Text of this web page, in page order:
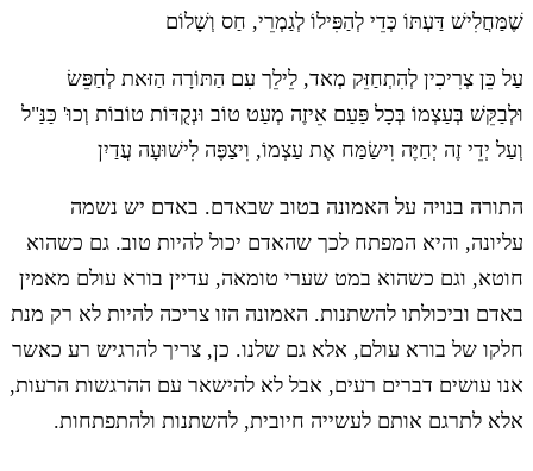
שֶׁמַּחֲלִישׁ דַּעְתּוֹ כְּדֵי לְהַפִּילוֹ לְגַמְרֵי, חַס וְשָׁלוֹם
עַל כֵּן צְרִיכִין לְהִתְחַזֵּק מְאד, לֵילֵך עִם הַתּוֹרָה הַזּאת לְחַפֵּשׂ
וּלְבַקֵּשׁ בְּעַצְמוֹ בְּכָל פַּעַם אֵיזֶה מְעַט טוֹב וּנְקֻדּוֹת טוֹבוֹת וְכוּ' כַּנַּ"ל
וְעַל יְדֵי זֶה יְחַיֶּה וִישַׂמַּח אֶת עַצְמוֹ, וִיצַפֶּה לִישׁוּעָה עֲדַיִן
התורה בנויה על האמונה בטוב שבאדם. באדם יש נשמה
עליונה, והיא המפתח לכך שהאדם יכול להיות טוב. גם כשהוא
חוטא, וגם כשהוא במט שערי טומאה, עדיין בורא עולם מאמין
באדם וביכולתו להשתנות. האמונה הזו צריכה להיות לא רק מנת
חלקו של בורא עולם, אלא גם שלנו. כן, צריך להרגיש רע כאשר
אנו עושים דברים רעים, אבל לא להישאר עם ההרגשות הרעות,
אלא לתרגם אותם לעשייה חיובית, להשתנות ולהתפתחות.